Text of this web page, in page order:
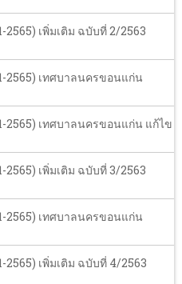
เพิ่มเติม ฉบับที่ 2/2563
2565) เทศบาลนครขอนแก่น
2565) เทศบาลนครขอนแก่น แก้ไข
เพิ่มเติม ฉบับที่ 3/2563
2565) เทศบาลนครขอนแก่น
เพิ่มเติม ฉบับที่ 4/2563